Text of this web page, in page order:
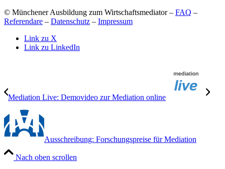
© Münchener Ausbildung zum Wirtschaftsmediator – FAQ –
Referendare – Datenschutz – Impressum
Link zu X
Link zu LinkedIn
Mediation Live: Demovideo zur Mediation online
Ausschreibung: Forschungspreise für Mediation
Nach oben scrollen